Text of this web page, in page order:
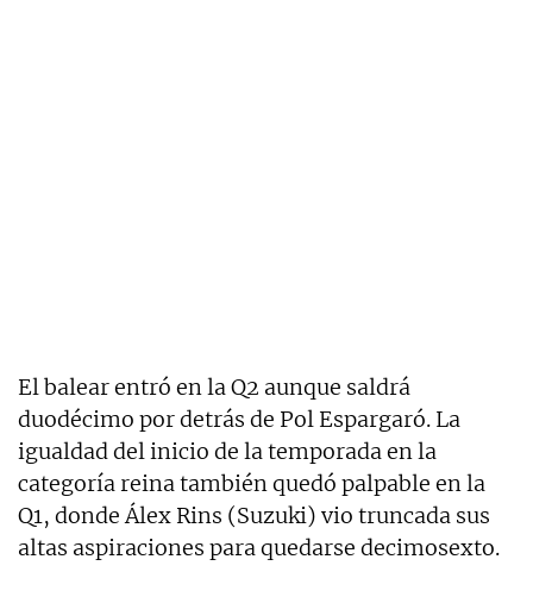
El balear entró en la Q2 aunque saldrá
duodécimo por detrás de Pol Espargaró. La
igualdad del inicio de la temporada en la
categoría reina también quedó palpable en la
Q1, donde Álex Rins (Suzuki) vio truncada sus
altas aspiraciones para quedarse decimosexto.